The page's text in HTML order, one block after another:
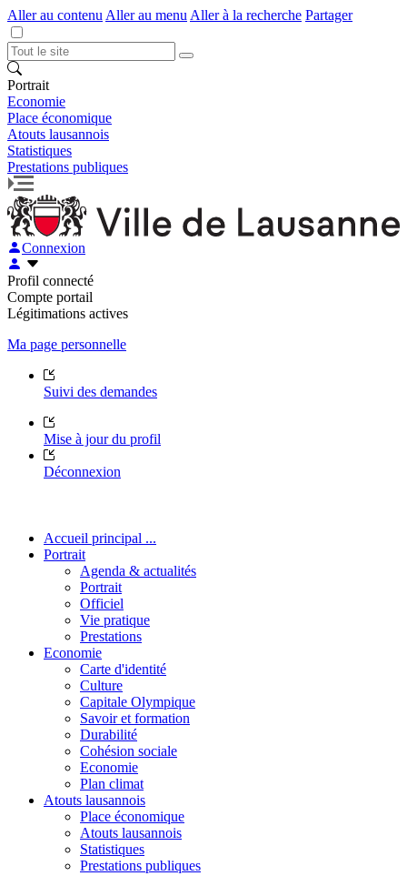
Aller au contenu Aller au menu Aller à la recherche Partager
Portrait
Economie
Place économique
Atouts lausannois
Statistiques
Prestations publiques
Connexion
Profil connecté
Compte portail
Légitimations actives
Ma page personnelle
Suivi des demandes
Mise à jour du profil
Déconnexion
Accueil principal ...
Portrait
Agenda & actualités
Portrait
Officiel
Vie pratique
Prestations
Economie
Carte d'identité
Culture
Capitale Olympique
Savoir et formation
Durabilité
Cohésion sociale
Economie
Plan climat
Atouts lausannois
Place économique
Atouts lausannois
Statistiques
Prestations publiques